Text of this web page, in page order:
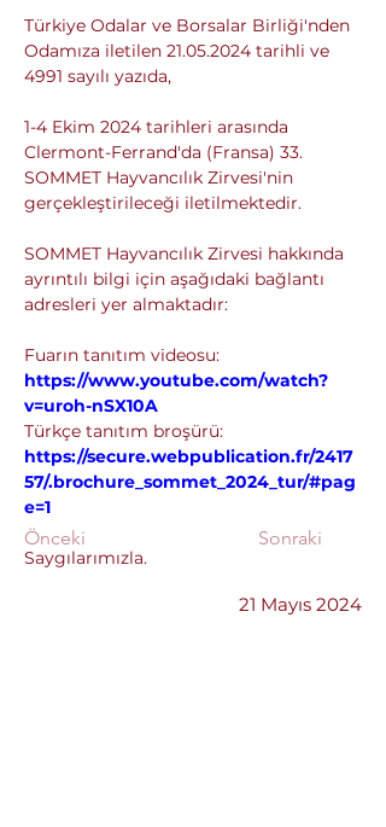
Önceki Sonraki
Türkiye Odalar ve Borsalar Birliği'nden
Odamıza iletilen 21.05.2024 tarihli ve
4991 sayılı yazıda,
1-4 Ekim 2024 tarihleri arasında
Clermont-Ferrand'da (Fransa) 33.
SOMMET Hayvancılık Zirvesi'nin
gerçekleştirileceği iletilmektedir.
SOMMET Hayvancılık Zirvesi hakkında
ayrıntılı bilgi için aşağıdaki bağlantı
adresleri yer almaktadır:
Fuarın tanıtım videosu:
https://www.youtube.com/watch?
v=uroh-nSX10A
Türkçe tanıtım broşürü:
https://secure.webpublication.fr/2417
57/.brochure_sommet_2024_tur/#pag
e=1
Saygılarımızla.
21 Mayıs 2024